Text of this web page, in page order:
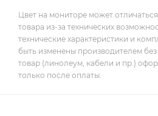
Цвет на мониторе может
товара из-за технических
технические характеристики и
быть изменены производителем
товар (линолеум, кабели и пр.)
только после оплаты.